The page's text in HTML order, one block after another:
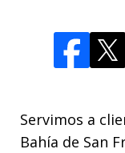
Servimos a
Bahía de San